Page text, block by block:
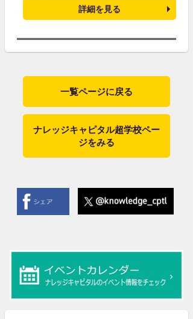
詳細を見る
一覧ページに戻る
ナレッジキャピタル超学校ペー
ジをみる